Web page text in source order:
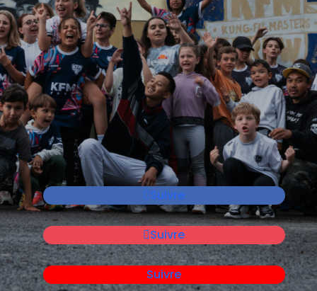
LE LIEU OÙ DES
CENTAINES DE
PERSONNES SE
RASSEMBLENT POUR
PARTAGER LEUR
PASSION UNIQUE ET
VIBRANTE POUR L'ART
DE BOUGER
Suivre
Suivre
Suivre